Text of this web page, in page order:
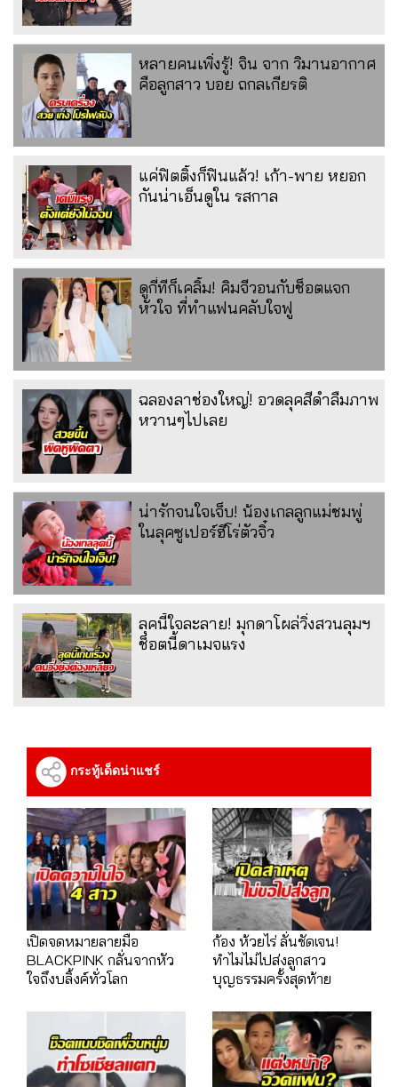
หลายคนเพิ่งรู้! จิน จาก วิมานอากาศ
คือลูกสาว บอย ถกลเกียรติ
แค่ฟิตติ้งก็ฟินแล้ว! เก้า-พาย หยอก
กันน่าเอ็นดูใน รสกาล
ดูกี่ทีก็เคลิ้ม! คิมจีวอนกับช็อตแจก
หัวใจ ที่ทำแฟนคลับใจฟู
ฉลองลาช่องใหญ่! อวดลุคสีดำลืมภาพ
หวานๆไปเลย
น่ารักจนใจเจ็บ! น้องเกลลูกแม่ชมพู่
ในลุคซูเปอร์ฮีโร่ตัวจิ๋ว
ลุคนี้ใจละลาย! มุกดาโผล่วิ่งสวนลุมฯ
ช็อตนี้ดาเมจแรง
กระทู้เด็ดน่าแชร์
เปิดจดหมายลายมือ
BLACKPINK กลั่นจากหัว
ใจถึงบลิ้งค์ทั่วโลก
ก้อง ห้วยไร่ ลั่นชัดเจน!
ทำไมไม่ไปส่งลูกสาว
บุญธรรมครั้งสุดท้าย